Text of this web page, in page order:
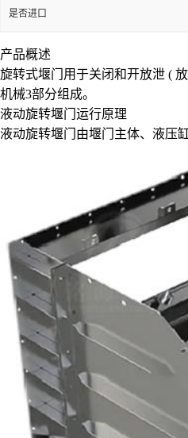
是否进口
产品概述
旋转式堰门用于关闭和开放泄 (
机械3部分组成。
液动旋转堰门运行原理
液动旋转堰门由堰门主体、液压